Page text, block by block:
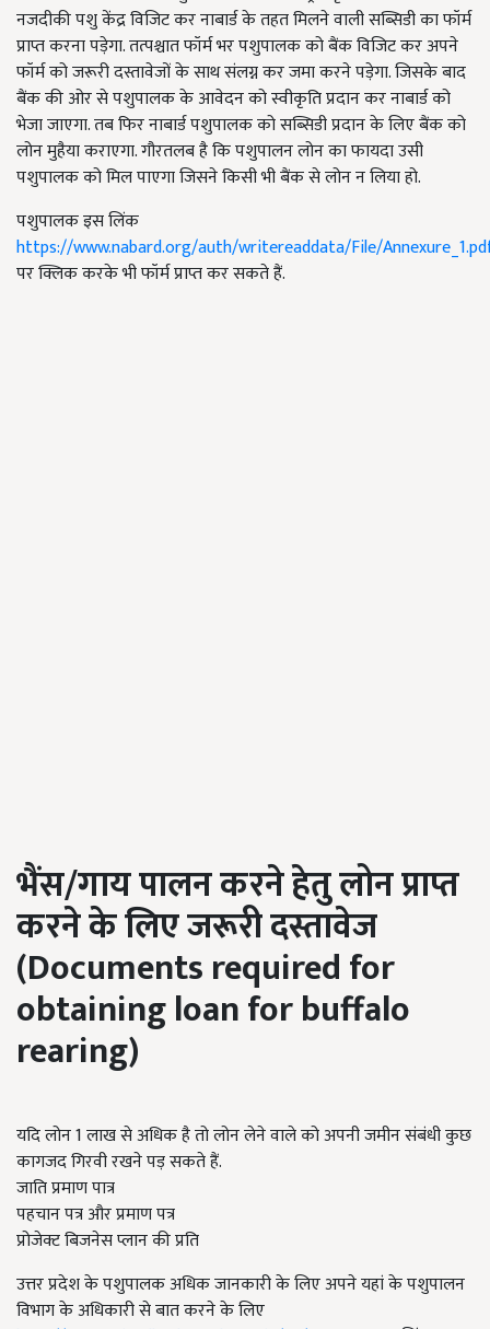
नजदीकी पशु केंद्र विजिट कर नाबार्ड के तहत मिलने वाली सब्सिडी का फॉर्म
प्राप्त करना पड़ेगा. तत्पश्चात फॉर्म भर पशुपालक को बैंक विजिट कर अपने
फॉर्म को जरूरी दस्तावेजों के साथ संलग्न कर जमा करने पड़ेगा. जिसके बाद
बैंक की ओर से पशुपालक के आवेदन को स्वीकृति प्रदान कर नाबार्ड को
भेजा जाएगा. तब फिर नाबार्ड पशुपालक को सब्सिडी प्रदान के लिए बैंक को
लोन मुहैया कराएगा. गौरतलब है कि पशुपालन लोन का फायदा उसी
पशुपालक को मिल पाएगा जिसने किसी भी बैंक से लोन न लिया हो.
पशुपालक इस लिंक
https://www.nabard.org/auth/writereaddata/File/
पर क्लिक करके भी फॉर्म प्राप्त कर सकते हैं.
भैंस/गायपालनकरने हेतुलोनप्राप्त
करनेके लिए जरूरी दस्तावेज
(Documents required for
obtaining loan for buffalo
rearing)
यदि लोन 1 लाख से अधिक है तो लोन लेने वाले को अपनी जमीन संबंधी कुछ
कागजद गिरवी रखने पड़ सकते हैं.
जाति प्रमाण पात्र
पहचान पत्र और प्रमाण पत्र
प्रोजेक्ट बिजनेस प्लान की प्रति
उत्तर प्रदेश के पशुपालक अधिक जानकारी के लिए अपने यहां के पशुपालन
विभाग के अधिकारी से बात करने के लिए